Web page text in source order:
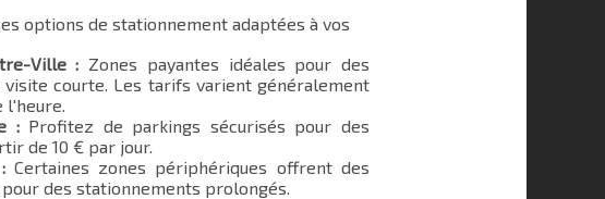
options de stationnement adaptées à vos
Ville : Zones payantes idéales pour des
visite courte. Les tarifs varient généralement
l'heure.
:Profitez de parkings sécurisés pour des
de 10 € par jour.
Certaines zones périphériques offrent des
des stationnements prolongés.